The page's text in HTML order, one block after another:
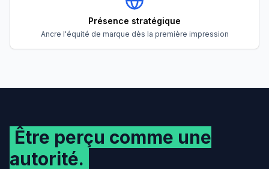
Présence stratégique
Ancre l'équité de marque dès la première impression
Être perçu comme une
autorité.